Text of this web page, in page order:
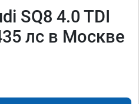
SQ8 4.0 TDI
лс в Москве